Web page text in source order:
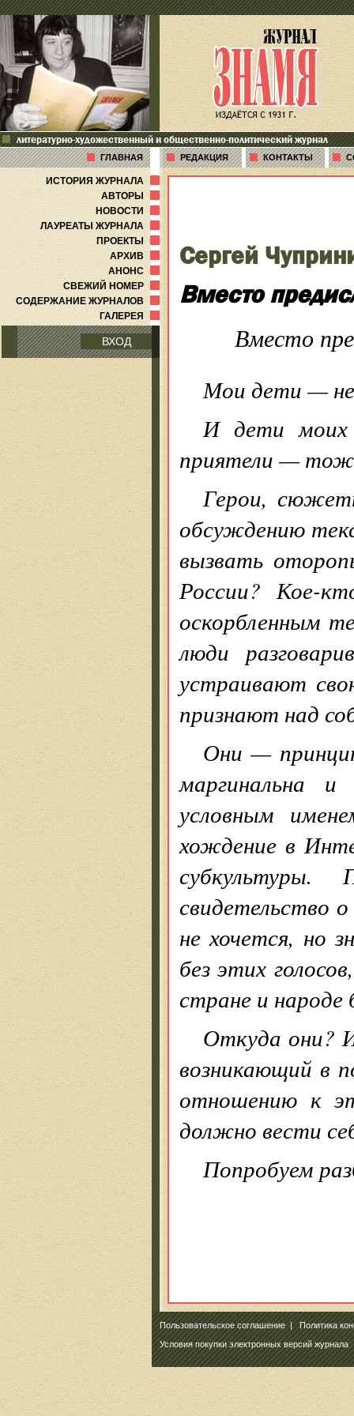
литературно-художественный и общественно-политический журнал
ГЛАВНАЯ РЕДАКЦИЯ КОНТАКТЫ
ИСТОРИЯ ЖУРНАЛА
АВТОРЫ
НОВОСТИ
ЛАУРЕАТЫ ЖУРНАЛА
ПРОЕКТЫ
АРХИВ
АНОНС
СВЕЖИЙ НОМЕР
СОДЕРЖАНИЕ ЖУРНАЛОВ
ГАЛЕРЕЯ
ВХОД
Сергей
Вместо
Вместо
Мои дети —
И дети моих
приятели —
Герои,
обсуждению
вызвать
России? Кое-
оскорбленным
люди
устраивают
признают над
Они —
маргинальна
условным
хождение в
свидетельство
не хочется, но
без этих
стране и
Откуда они?
возникающий в
отношению к
должно вести
Попробуем
Пользовательское соглашение|Политика
Условия покупки электронных версий журнала